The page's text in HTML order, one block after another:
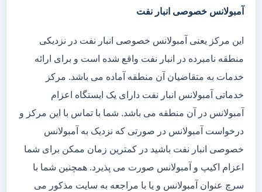
آمبولانس خصوصی انبار نفت
این مرکز یعنی آمبولانس خصوصی انبار نفت در نزدیکی
منطقه نامبرده در انبار نفت واقع شده است و برای ارائه
خدمات به متقاضیان آن منطقه آماده می باشد. مرکز
خدماتی آمبولانس انبار نفت دارای یک ایستگاه اعزام
آمبولانس در آن منطقه می باشد. شما با تماس با این مرکز و
درخواست آمبولانس در صورتی که نزدیک به آمبولانس
خصوصی انبار نفت باشید در کمترین زمان ممکن برای شما
اعزام اکیپ و آمبولانس صورت می پذیرد. همچنین شما با
سرچ عنوان آمبولانس و یا با مراجعه به سایت مذکور می